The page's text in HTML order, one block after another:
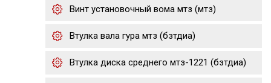
Винт установочный вома мтз (мтз)
Втулка вала гура мтз (бзтдиа)
Втулка диска среднего мтз-1221 (бзтдиа)